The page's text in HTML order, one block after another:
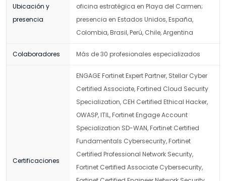
Ubicación y
presencia
oficina estratégica en Playa del Carmen;
presencia en Estados Unidos, España,
Colombia, Brasil, Perú, Chile, Argentina
Colaboradores Más de 30 profesionales especializados
Certificaciones
ENGAGE Fortinet Expert Partner, Stellar Cyber
Certified Associate, Fortined Cloud Security
Specialization, CEH Certified Ethical Hacker,
OWASP, ITIL, Fortinet Engage Account
Specialization SD-WAN, Fortinet Certified
Fundamentals Cybersecurity, Fortinet
Certified Professional Network Security,
Fortinet Certified Associate Cybersecurity,